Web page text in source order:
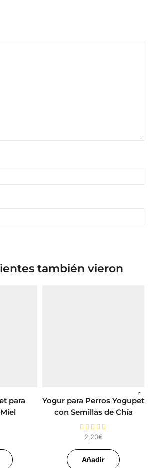
también vieron
para
Yogur para Perros Yogupet
con Semillas de Chía
2,20€
Añadir